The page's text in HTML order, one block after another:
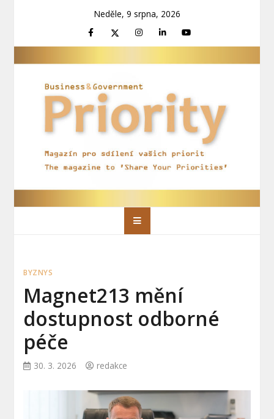
Neděle, 9 srpna, 2026
Priority Magazín
Magazín pro sdílení vašich priorit
BYZNYS
Magnet213 mění
dostupnost odborné
péče
30. 3. 2026 redakce